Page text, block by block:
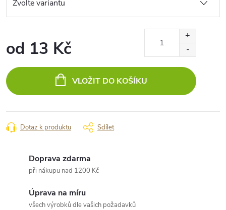
od 13 Kč
cena:
VLOŽIT DO KOŠÍKU
Dotaz k produktu Sdílet
Doprava zdarma
při nákupu nad 1200 Kč
Úprava na míru
všech výrobků dle vašich požadavků